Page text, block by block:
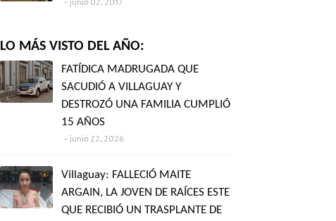
junio 02, 2017
LO MÁS VISTO DEL AÑO:
FATÍDICA MADRUGADA QUE
SACUDIÓ A VILLAGUAY Y
DESTROZÓ UNA FAMILIA CUMPLIÓ
15 AÑOS
junio 22, 2026
Villaguay: FALLECIÓ MAITE
ARGAIN, LA JOVEN DE RAÍCES ESTE
QUE RECIBIÓ UN TRASPLANTE DE